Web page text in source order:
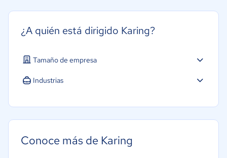
¿A quién está dirigido Karing?
Tamaño de empresa
Industrias
Conoce más de Karing